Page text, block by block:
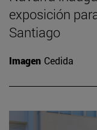
exposición
Santiago
Imagen Cedida